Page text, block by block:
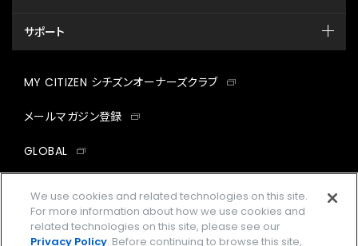
サポート
MY CITIZEN シチズンオーナーズクラブ
メールマガジン登録
GLOBAL
facebookinstagramtwitter
We use cookies and related technologies on this site.
For more information about how we use cookies and
related technologies on this site, please see our
Privacy Policy. Before continuing to browse this site,